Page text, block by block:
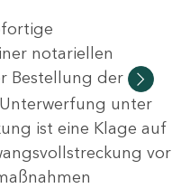
notariellen
Bestellung der
unter
ist eine Klage auf
vor